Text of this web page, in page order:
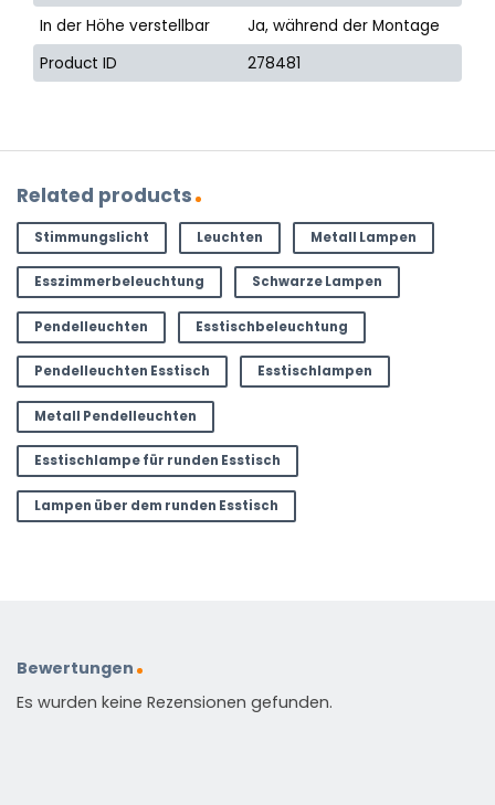
In der Höhe verstellbar
Ja, während der Montage
Product ID
278481
Related products
Stimmungslicht Leuchten Metall Lampen
Esszimmerbeleuchtung Schwarze Lampen
Pendelleuchten Esstischbeleuchtung
Pendelleuchten Esstisch Esstischlampen
Metall Pendelleuchten
Esstischlampe für runden Esstisch
Lampen über dem runden Esstisch
Bewertungen
Es wurden keine Rezensionen gefunden.